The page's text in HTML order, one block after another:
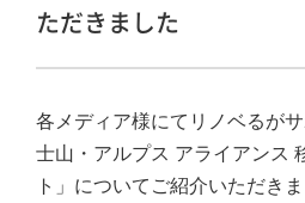
ただきました
各メディア様にてリノベるが
士山・アルプス アライアンス
ト」についてご紹介いただき